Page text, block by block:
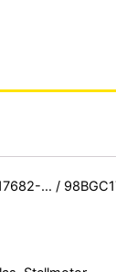
… /